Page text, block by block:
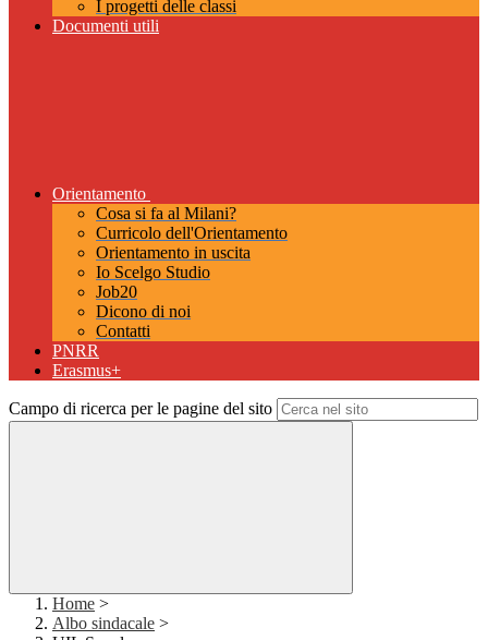
I progetti delle classi
Documenti utili
Orientamento
Cosa si fa al Milani?
Curricolo dell'Orientamento
Orientamento in uscita
Io Scelgo Studio
Job20
Dicono di noi
Contatti
PNRR
Erasmus+
Campo di ricerca per le pagine del sito
Home >
Albo sindacale >